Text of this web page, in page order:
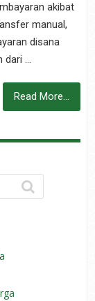
akibat
manual,
disana
dari …
Read More...